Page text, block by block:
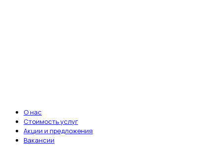
О нас
Стоимость услуг
Акции и предложения
Вакансии